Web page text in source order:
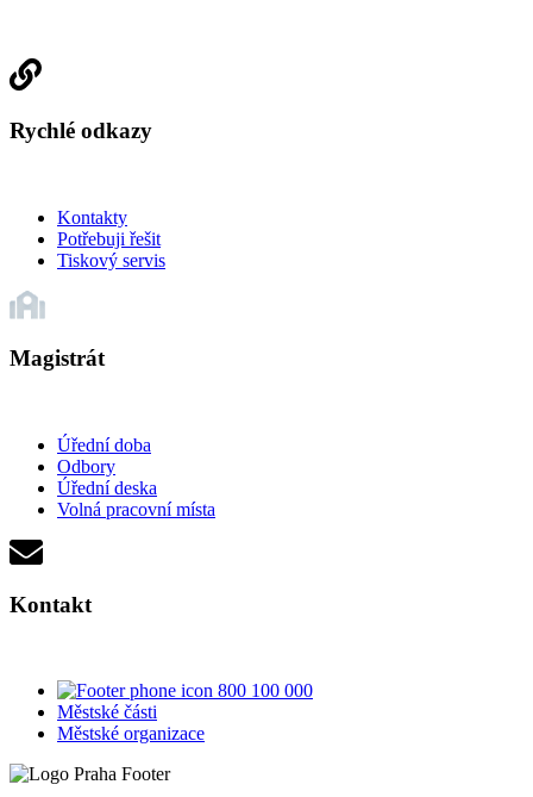
Rychlé odkazy
Kontakty
Potřebuji řešit
Tiskový servis
Magistrát
Úřední doba
Odbory
Úřední deska
Volná pracovní místa
Kontakt
800 100 000
Městské části
Městské organizace